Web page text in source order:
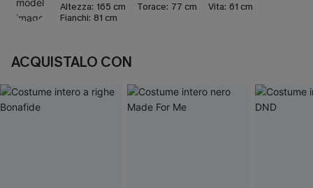
Altezza: 165 cm Torace: 77 cm Vita: 61 cm
Fianchi: 81 cm
ACQUISTALO CON